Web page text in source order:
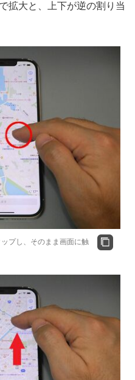
拡大と、上下が逆の割り当
プし、そのまま画面に触